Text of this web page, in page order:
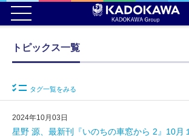
トピックス一覧
タグ一覧をみる
2024年10月03日
星野 源、最新刊『いのちの車窓から 2』10月